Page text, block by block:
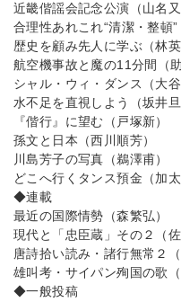
近畿偕謡会記念公演（山名又
合理性あれこれ“清潔・整頓”
歴史を顧み先人に学ぶ（林英
航空機事故と魔の11分間（助
シャル・ウィ・ダンス（大谷
水不足を直視しよう（坂井旦
『偕行』に望む（戸塚新）
孫文と日本（西川順芳）
川島芳子の写真（鵜澤甫）
どこへ行くタンス預金（加太
◆連載
最近の国際情勢（森繁弘）
現代と「忠臣蔵」その２（佐
唐詩拾い読み・諸行無常２（
雄叫考・サイパン殉国の歌（
◆一般投稿